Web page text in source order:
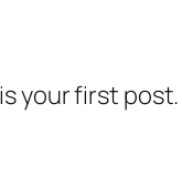
your first